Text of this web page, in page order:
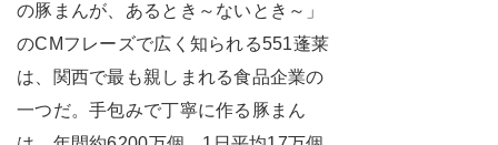
の豚まんが、あるとき～ないとき～」
のCMフレーズで広く知られる551蓬莱
は、関西で最も親しまれる食品企業の
一つだ。手包みで丁寧に作る豚まん